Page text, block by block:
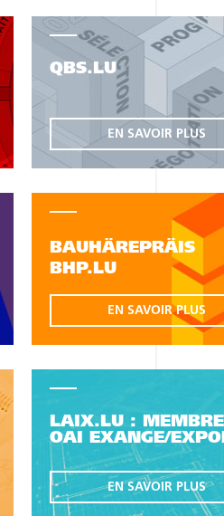
QBS.LU
EN SAVOIR PLUS
BAUHÄREPRÄIS
BHP.LU
EN SAVOIR PLUS
LAIX.LU :
OAI EXANGE/
EN SAVOIR PLUS